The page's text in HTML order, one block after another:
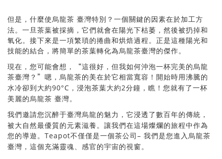
但是，什麼使烏龍茶 臺灣特別？一個關鍵的因素在於加工方
法。一旦茶葉被採摘，它們就會在陽光下枯萎，然後被扔掉和
氧化。接下來是一項繁瑣的捲曲和烘焙過程。正是這種陽光和
技能的結合，將簡單的茶葉轉化為烏龍茶臺灣的傑作。
現在，您可能會想， “這很好，但我如何沖泡一杯完美的烏龍
茶臺灣？ ” 嗯，烏龍茶的美在於它相當寬容！開始時用沸騰的
水冷卻到大約90°C ，浸泡茶葉大約2分鐘，瞧！您就有了一杯
美麗的烏龍茶 臺灣。
我們邀請您沉醉于臺灣烏龍的魅力，它浸透了數百年的傳統，
被大自然最優質的元素滋養。讓我們在這場燦爛的旅程中作為
您 的導遊。 Teapot不僅僅是一個茶公司 – 我們是您進入烏龍茶
臺灣， 這個充滿靈魂、感官的宇宙的視窗。